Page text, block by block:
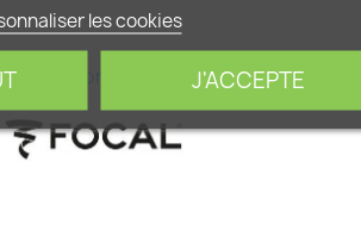
tous les produits Focal , cliquez ici
les cookies
J'ACCEPTE